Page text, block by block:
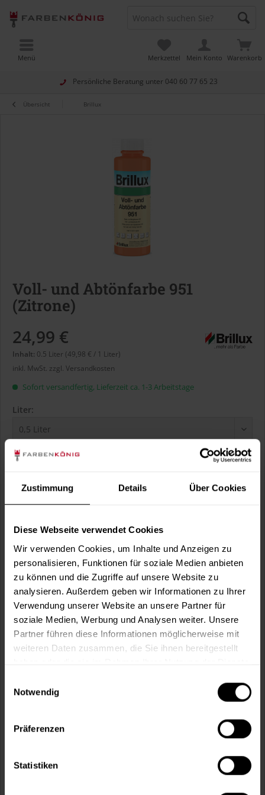
Zustimmung Details Über Cookies
Diese Webseite verwendet Cookies
Wir verwenden Cookies, um Inhalte und Anzeigen zu
personalisieren, Funktionen für soziale Medien anbieten
zu können und die Zugriffe auf unsere Website zu
analysieren. Außerdem geben wir Informationen zu Ihrer
Verwendung unserer Website an unsere Partner für
soziale Medien, Werbung und Analysen weiter. Unsere
Partner führen diese Informationen möglicherweise mit
weiteren Daten zusammen, die Sie ihnen bereitgestellt
Notwendig
Präferenzen
Statistiken
Persönliche Beratung unter 040 60 77 65 23
Warenkorb
Merkzettel Mein Konto
Menü
Übersicht Brillux
Voll- und Abtönfarbe 951
(Zitrone)
24,99 €
Inhalt: 0.5 Liter (49,98 € / 1 Liter)
inkl. MwSt. zzgl. Versandkosten
Sofort versandfertig, Lieferzeit ca. 1-3 Arbeitstage
Liter:
Verbrauch berechnen
In denWarenkorb
Merken Fragen zum Artikel?
Artikel-Nr.: BX0951ZITRONE
Kostenloser Versand ab 60 EUR